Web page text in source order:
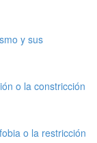
y sus
o la constricción
o la restricción